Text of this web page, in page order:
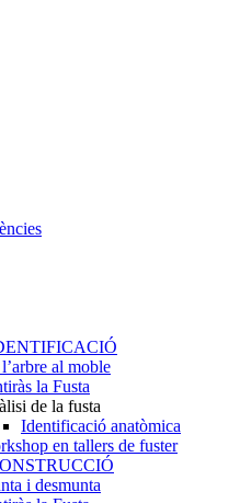
al moble
la Fusta
de la fusta
Identificació anatòmica
en tallers de fuster
i desmunta